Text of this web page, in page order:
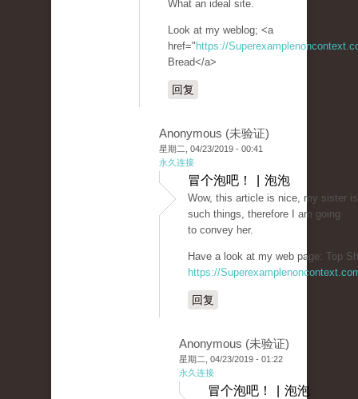
What an ideal site.
Look at my weblog; <a
href=" https://
Bread</a>
回复
Anonymous (未验证)
星期二, 04/23/2019 - 00:41
永久连接
冒个泡吧！ | 泡泡
Wow, this article is nice, my sister
such things, therefore I am going
to convey her.
Have a look at my web page: Top
https://
回复
Anonymous (未验证)
星期二, 04/23/2019 - 01:22
永久连接
冒个泡吧！ | 泡泡